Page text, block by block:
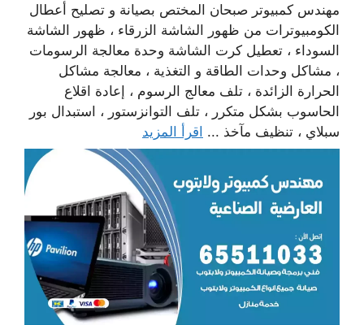
مهندس كمبيوتر صبحان المختص بصيانة و تصليح أعطال
الكومبيوترات من ظهور الشاشة الزرقاء ، ظهور الشاشة
السوداء ، تعطيل كرت الشاشة وحدة معالجة الرسومات
، مشاكل وحدات الطاقة و التغذية ، معالجة مشاكل
الحرارة الزائدة ، تلف معالج الرسوم ، إعادة اقلاع
الحاسوب بشكل متكرر ، تلف التوانزستور ، استبدال بور
سبلاي ، تنظيف مآخذ ... اقرأ المزيد